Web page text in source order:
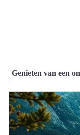
Genieten van een